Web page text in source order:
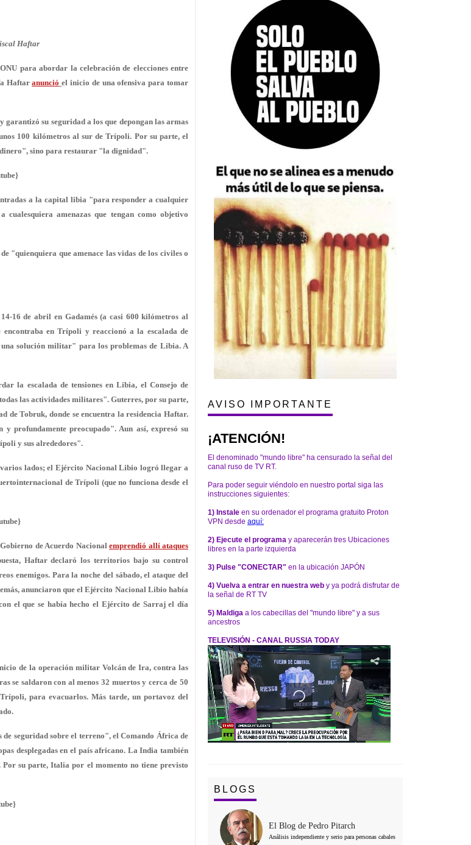
Haftar
para abordar la celebración de elecciones entre
Haftaranunció el inicio de una ofensiva para tomar
su seguridad a los que depongan las armas
100 kilómetros al sur de Trípoli. Por su parte, el
sino para restaurar "la dignidad".
a la capital libia "para responder a cualquier
amenazas que tengan como objetivo
"quienquiera que amenace las vidas de los civiles o
16 de abril en Gadamés (a casi 600 kilómetros al
encontraba en Trípoli y reaccionó a la escalada de
solución militar" para los problemas de Libia. A
la escalada de tensiones en Libia, el Consejo de
las actividades militares". Guterres, por su parte,
de Tobruk, donde se encuentra la residencia Haftar.
profundamente preocupado". Aun así, expresó su
y sus alrededores".
varios lados; el Ejército Nacional Libio logró llegar a
internacional de Trípoli (que no funciona desde el
de Acuerdo Nacional emprendió allí ataques
Haftar declaró los territorios bajo su control
enemigos. Para la noche del sábado, el ataque del
anunciaron que el Ejército Nacional Libio había
el que se había hecho el Ejército de Sarraj el día
de la operación militar Volcán de Ira, contra las
se saldaron con al menos 32 muertos y cerca de 50
para evacuarlos. Más tarde, un portavoz del
seguridad sobre el terreno", el Comando África de
desplegadas en el país africano. La India también
su parte, Italia por el momento no tiene previsto
AVISO IMPORTANTE
¡ATENCIÓN!
El denominado "mundo libre" ha censurado la señal del
canal ruso de TV RT.
Para poder seguir viéndolo en nuestro portal siga las
instrucciones siguientes:
1) Instale en su ordenador el programa gratuito Proton
VPN desde aquí:
2) Ejecute el programa y aparecerán tres Ubicaciones
libres en la parte izquierda
3) Pulse "CONECTAR" en la ubicación JAPÓN
4) Vuelva a entrar en nuestra web y ya podrá disfrutar de
la señal de RT TV
5) Maldiga a los cabecillas del "mundo libre" y a sus
ancestros
TELEVISIÓN - CANAL RUSSIA TODAY
BLOGS
El Blog de Pedro Pitarch
Análisis independiente y serio para personas cabales